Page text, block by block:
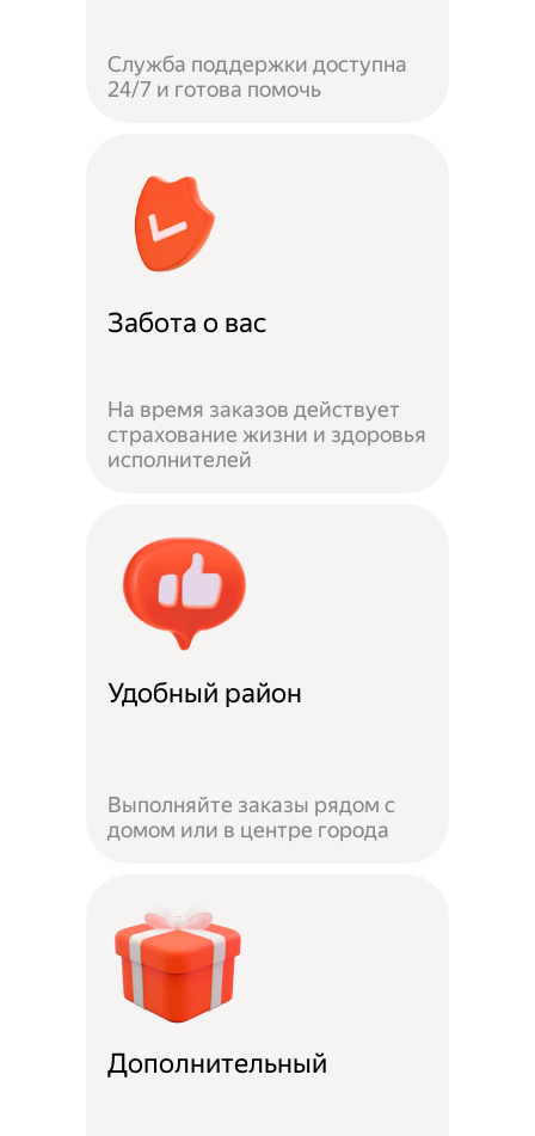
Служба поддержки доступна
24/7 и готова помочь
Забота о вас
На время заказов действует
страхование жизни и здоровья
исполнителей
Удобный район
Выполняйте заказы рядом с
домом или в центре города
Дополнительный